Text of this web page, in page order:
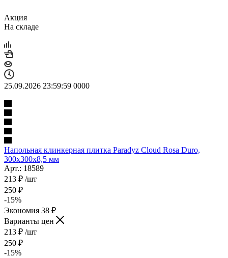
Акция
На складе
25.09.2026 23:59:59 0000
Напольная клинкерная плитка Paradyz Cloud Rosa Duro,
300x300x8,5 мм
Арт.: 18589
213 ₽ /шт
250 ₽
-15%
Экономия 38 ₽
Варианты цен
213 ₽ /шт
250 ₽
-15%